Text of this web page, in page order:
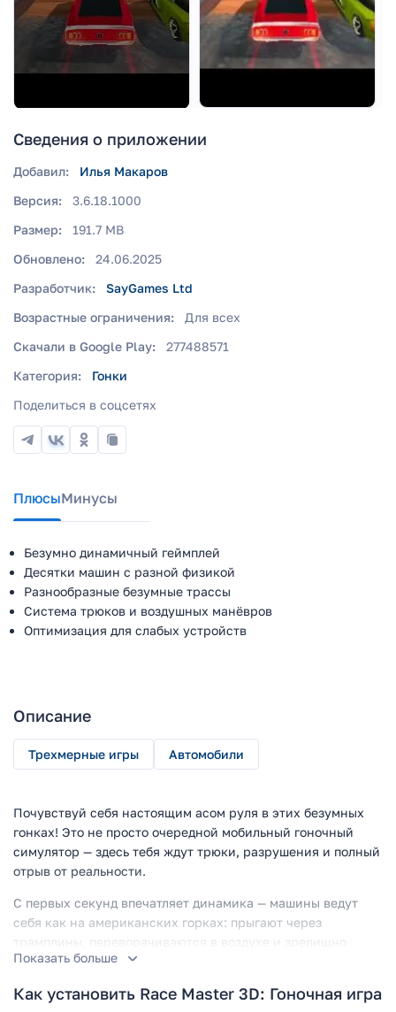
Сведения о приложении
Добавил:
Илья Макаров
Версия:
3.6.18.1000
Размер:
191.7 MB
Обновлено:
24.06.2025
Разработчик:
SayGames Ltd
Возрастные ограничения:
Для всех
Скачали в Google Play:
277488571
Категория:
Гонки
Поделиться в соцсетях
ПлюсыМинусы
Безумно динамичный геймплей
Десятки машин с разной физикой
Разнообразные безумные трассы
Система трюков и воздушных манёвров
Оптимизация для слабых устройств
Описание
Трехмерные игры Автомобили
Почувствуй себя настоящим асом руля в этих безумных
гонках! Это не просто очередной мобильный гоночный
симулятор — здесь тебя ждут трюки, разрушения и полный
отрыв от реальности.
С первых секунд впечатляет динамика — машины ведут
себя как на американских горках: прыгают через
трамплины, переворачиваются в воздухе и зрелищно
врезаются во всё подряд. Особенно хороши slow-mo
жёсткого столкновения.
Показать больше
Как установить Race Master 3D: Гоночная игра